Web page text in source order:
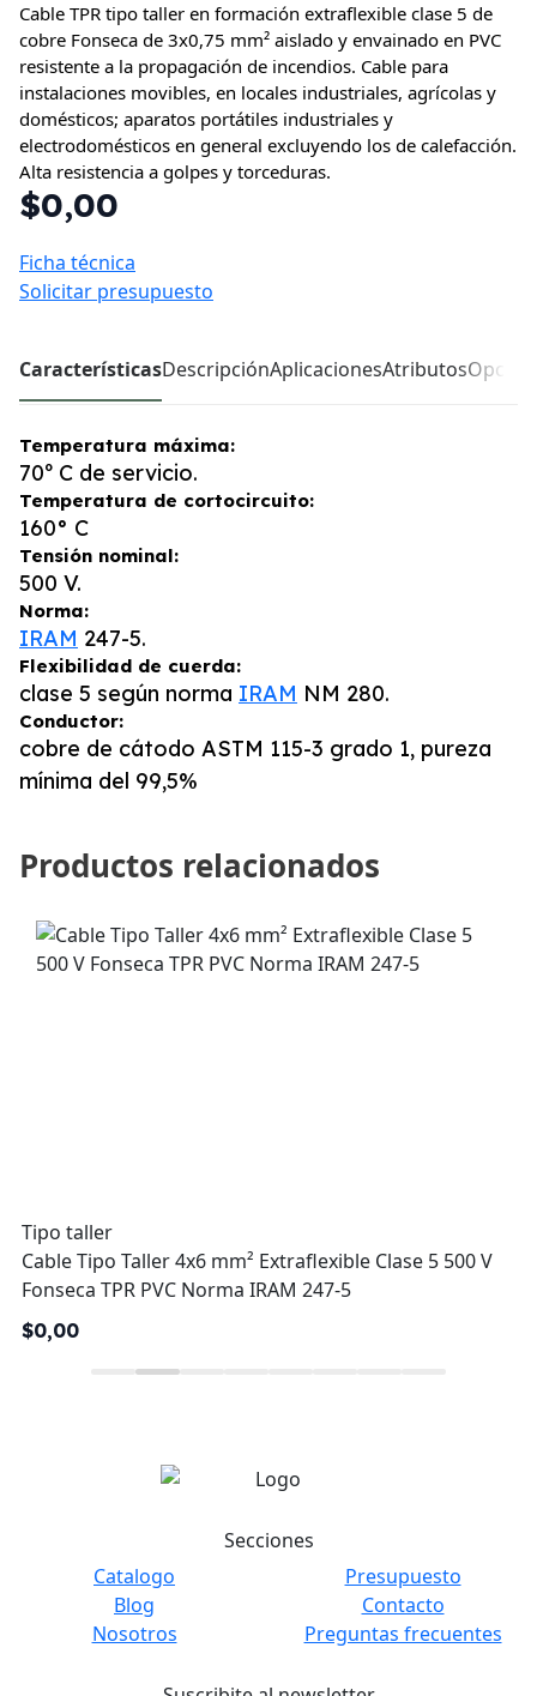
Cable TPR tipo taller en formación extraflexible clase 5 de
cobre Fonseca de 3x0,75 mm² aislado y envainado en PVC
resistente a la propagación de incendios. Cable para
instalaciones movibles, en locales industriales, agrícolas y
domésticos; aparatos portátiles industriales y
electrodomésticos en general excluyendo los de calefacción.
Alta resistencia a golpes y torceduras.
$0,00
Ficha técnica
Solicitar presupuesto
CaracterísticasDescripciónAplicacionesAtributos
Temperatura máxima:
70º C de servicio.
Temperatura de cortocircuito:
160° C
Tensión nominal:
500 V.
Norma:
IRAM 247-5.
Flexibilidad de cuerda:
clase 5 según norma IRAM NM 280.
Conductor:
cobre de cátodo ASTM 115-3 grado 1, pureza
mínima del 99,5%
Productos relacionados
Tipo taller
Cable Tipo Taller 4x6 mm² Extraflexible Clase 5 500 V
Fonseca TPR PVC Norma IRAM 247-5
$0,00
Secciones
Catalogo
Blog
Nosotros
Presupuesto
Contacto
Preguntas frecuentes